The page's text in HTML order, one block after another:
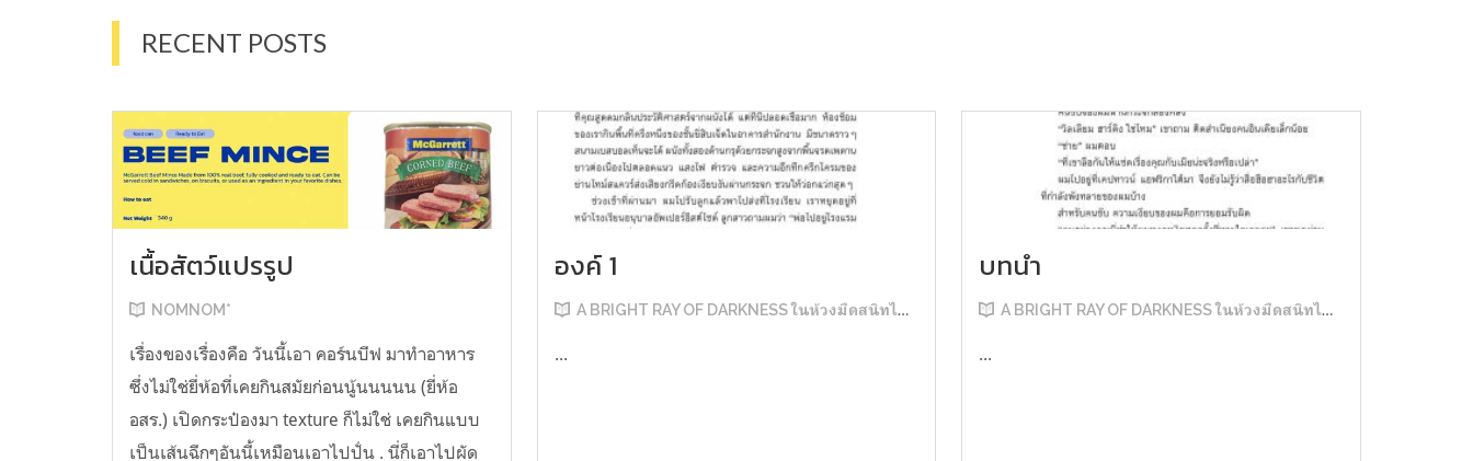
RECENT POSTS
เนื้อสัตว์แปรรูป
NOMNOM*
เรื่องของเรื่องคือ วันนี้เอา คอร์นบีฟ มาทำอาหาร
ซึ่งไม่ใช่ยี่ห้อที่เคยกินสมัยก่อนนู้นนนนน (ยี่ห้อ
อสร.) เปิดกระป๋องมา texture ก็ไม่ใช่ เคยกินแบบ
เป็นเส้นฉีกๆอันนี้เหมือนเอาไปปั่น . นี่ก็เอาไปผัด
องค์ 1
A BRIGHT RAY OF DARKNESS ในห้วงมืดสนิทไม่มิดแสง
...
บทนำ
A BRIGHT RAY OF DARKNESS ในห้วงมืดสนิทไม่มิดแสง
...